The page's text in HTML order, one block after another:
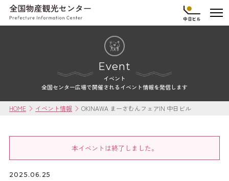
Event
イベント
全国センター広場で開催されるイベント情報を発信します
HOME イベント情報 OKINAWA まーさむんフェアIN 中日ビル
本イベントは終了しました。
2025.06.25